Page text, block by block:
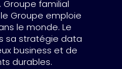
familial
Groupe emploie
le monde. Le
sa stratégie data
business et de
durables.